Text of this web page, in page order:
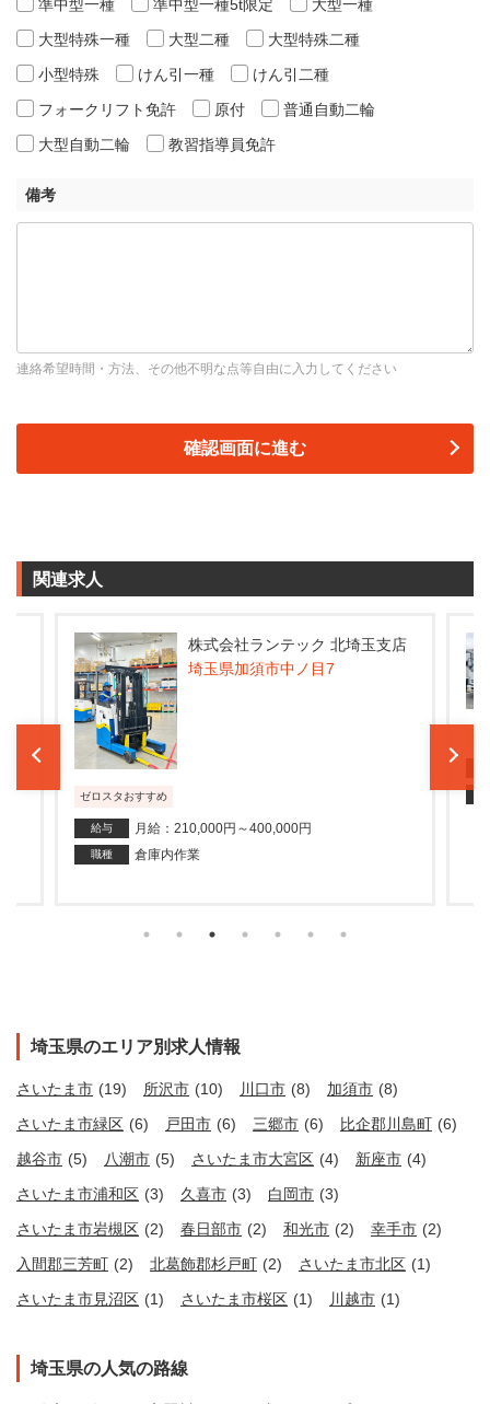
準中型一種
準中型一種5t限定
大型一種
大型特殊一種
大型二種
大型特殊二種
小型特殊
けん引一種
けん引二種
フォークリフト免許
原付
普通自動二輪
大型自動二輪
教習指導員免許
備考
連絡希望時間・方法、その他不明な点等自由に入力してください
関連求人
株式会社ランテック 北埼玉支店
埼玉県加須市中ノ目7
ゼロスタおすすめ
給与 月給：210,000円～400,000円
職種 倉庫内作業
埼玉県のエリア別求人情報
さいたま市 (19) 所沢市 (10) 川口市 (8) 加須市 (8)
さいたま市緑区 (6) 戸田市 (6) 三郷市 (6) 比企郡川島町 (6)
越谷市 (5) 八潮市 (5) さいたま市大宮区 (4) 新座市 (4)
さいたま市浦和区 (3) 久喜市 (3) 白岡市 (3)
さいたま市岩槻区 (2) 春日部市 (2) 和光市 (2) 幸手市 (2)
入間郡三芳町 (2) 北葛飾郡杉戸町 (2) さいたま市北区 (1)
さいたま市見沼区 (1) さいたま市桜区 (1) 川越市 (1)
埼玉県の人気の路線